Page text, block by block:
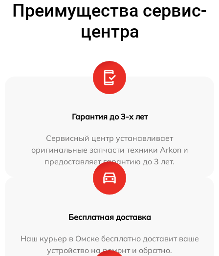
Преимущества сервис-
центра
Гарантия до 3-х лет
Сервисный центр устанавливает
оригинальные запчасти техники Arkon и
предоставляет гарантию до 3 лет.
Бесплатная доставка
Наш курьер в Омске бесплатно доставит ваше
устройство на ремонт и обратно.